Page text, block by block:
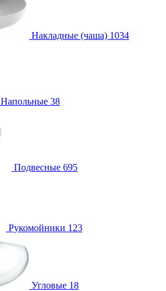
Накладные (чаша) 1034
Напольные 38
Подвесные 695
Рукомойники 123
Угловые 18